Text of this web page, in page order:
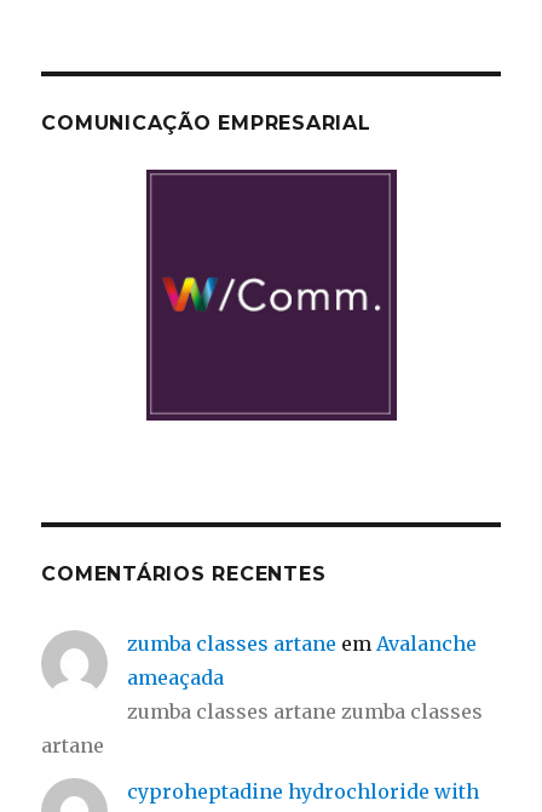
COMUNICAÇÃO EMPRESARIAL
COMENTÁRIOS RECENTES
zumba classes artane em Avalanche
ameaçada
zumba classes artane zumba classes
artane
cyproheptadine hydrochloride with